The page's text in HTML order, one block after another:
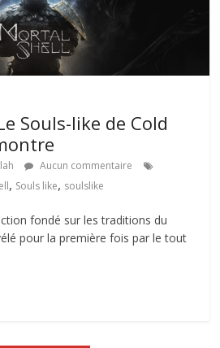
Souls-like de Cold
Aucun commentaire
, Souls like, soulslike
fondé sur les traditions du
pour la première fois par le tout